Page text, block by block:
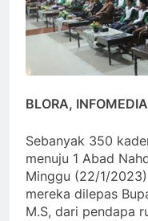
BLORA,
Sebanyak 350
menuju 1 Abad
Minggu (22/1/
mereka dilepas
M.S, dari pendapa